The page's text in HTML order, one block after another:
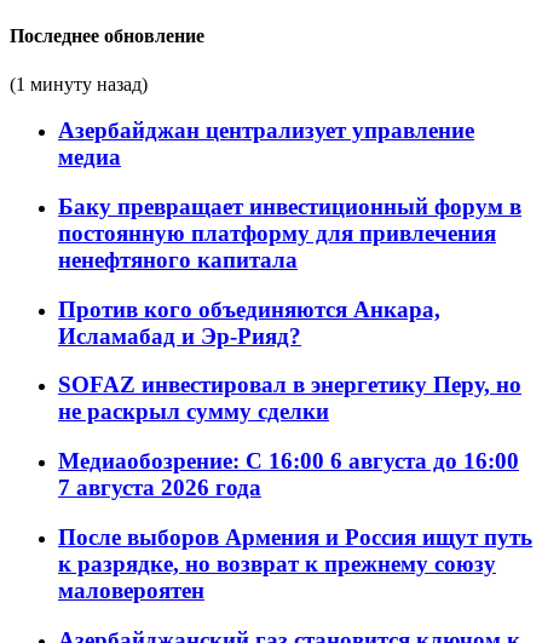
Последнее обновление
(1 минуту назад)
Азербайджан централизует управление
медиа
Баку превращает инвестиционный форум в
постоянную платформу для привлечения
ненефтяного капитала
Против кого объединяются Анкара,
Исламабад и Эр-Рияд?
SOFAZ инвестировал в энергетику Перу, но
не раскрыл сумму сделки
Медиаобозрение: С 16:00 6 августа до 16:00
7 августа 2026 года
После выборов Армения и Россия ищут путь
к разрядке, но возврат к прежнему союзу
маловероятен